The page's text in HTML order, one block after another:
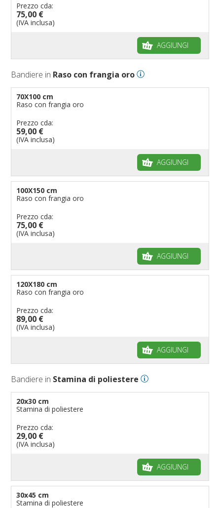
Prezzo cda:
75,00 €
(IVA inclusa)
AGGIUNGI
Bandiere in Raso con frangia oro
70X100 cm
Raso con frangia oro
Prezzo cda:
59,00 €
(IVA inclusa)
AGGIUNGI
100X150 cm
Raso con frangia oro
Prezzo cda:
75,00 €
(IVA inclusa)
AGGIUNGI
120X180 cm
Raso con frangia oro
Prezzo cda:
89,00 €
(IVA inclusa)
AGGIUNGI
Bandiere in Stamina di poliestere
20x30 cm
Stamina di poliestere
Prezzo cda:
29,00 €
(IVA inclusa)
AGGIUNGI
30x45 cm
Stamina di poliestere